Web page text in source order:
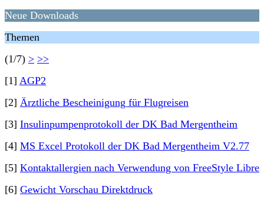
Neue Downloads
Themen
(1/7) > >>
[1] AGP2
[2] Ärztliche Bescheinigung für Flugreisen
[3] Insulinpumpenprotokoll der DK Bad Mergentheim
[4] MS Excel Protokoll der DK Bad Mergentheim V2.77
[5] Kontaktallergien nach Verwendung von FreeStyle Libre
[6] Gewicht Vorschau Direktdruck